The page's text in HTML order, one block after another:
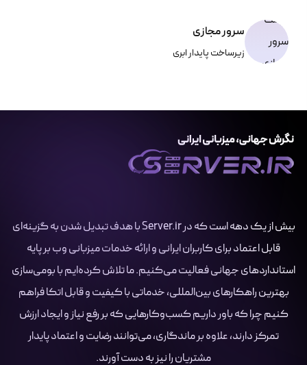
سرور مجازی
زیرساخت پایدار ابری
بیش از یک دهه است که در Server.ir با هدف تبدیل شدن به گزینه‌ای
قابل اعتماد برای کاربران ایرانی و ارائه خدمات میزبانی وب بر پایه
استانداردهای جهانی فعالیت می‌کنیم. ما تلاش کرده‌ایم با بومی‌سازی
بهترین راهکارهای بین‌المللی، خدماتی با کیفیت و قابل اتکا فراهم
کنیم چرا که باور داریم کسب‌وکارهایی که بر رفع نیاز و ایجاد ارزش
تمرکز دارند، علاوه بر ماندگاری، می‌توانند رضایت و اعتماد پایدار
مشتریان را نیز به دست آورند.